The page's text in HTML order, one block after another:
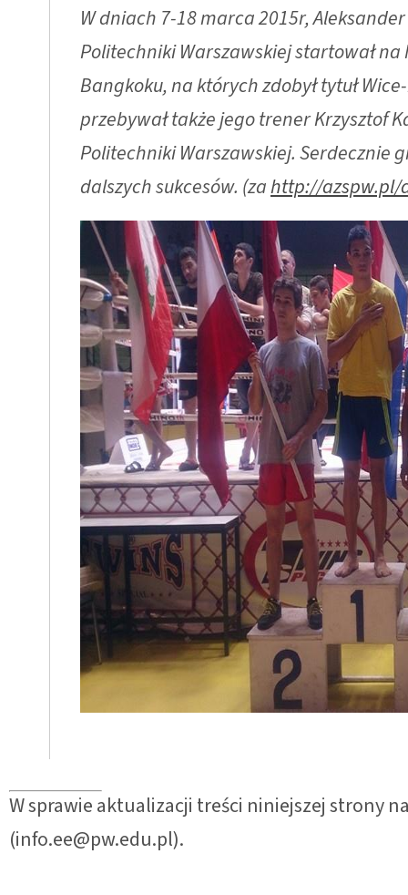
W dniach 7-18 marca 2015r,
Politechniki Warszawskiej startował
Bangkoku, na których zdobył tytuł
przebywał także jego trener Krzysztof
Politechniki Warszawskiej. Serdecznie
dalszych sukcesów. (zahttp://azspw.pl/
W sprawie aktualizacji treści niniejszej strony
(info.ee@pw.edu.pl).